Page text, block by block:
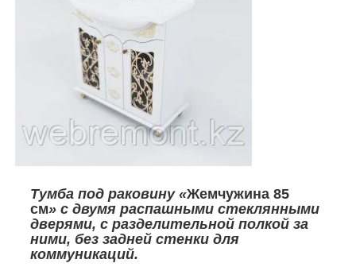
Тумба под раковину «Жемчужина 85
см» с двумя распашными стеклянными
дверями, с разделительной полкой за
ними, без задней стенки для
коммуникаций.